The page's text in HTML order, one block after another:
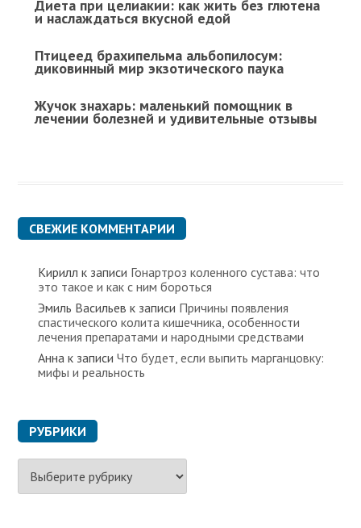
Диета при целиакии: как жить без глютена
и наслаждаться вкусной едой
Птицеед брахипельма альбопилосум:
диковинный мир экзотического паука
Жучок знахарь: маленький помощник в
лечении болезней и удивительные отзывы
СВЕЖИЕ КОММЕНТАРИИ
Кирилл к записи Гонартроз коленного сустава: что
это такое и как с ним бороться
Эмиль Васильев к записи Причины появления
спастического колита кишечника, особенности
лечения препаратами и народными средствами
Анна к записиЧто будет, если выпить марганцовку:
мифы и реальность
РУБРИКИ
Р
б